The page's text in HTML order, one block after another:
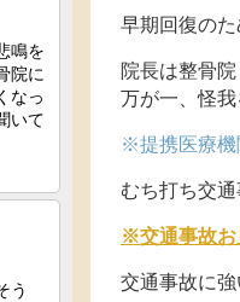
早期回復のた
院長は整骨
万が一、怪
※提携医療機
むち打ち交
※交通事故お
交通事故に強